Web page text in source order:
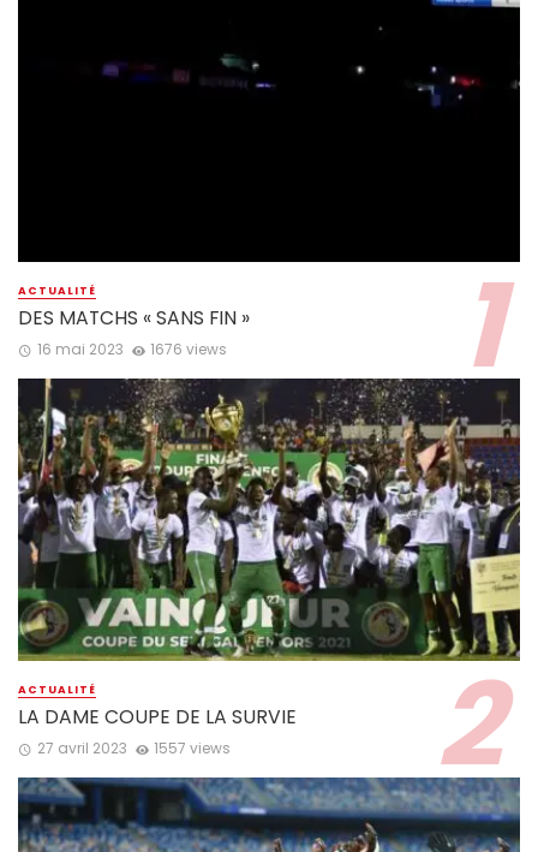
ACTUALITÉ
DES MATCHS « SANS FIN »
16 mai 2023 1676 views
ACTUALITÉ
LA DAME COUPE DE LA SURVIE
27 avril 2023 1557 views